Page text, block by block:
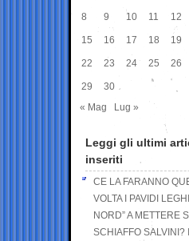
8 9 10 11 12
15 16 17 18 19
22 23 24 25 26
29
30
« Mag
Lug »
Leggi gli ultimi
inseriti
CE LA FARANNO
VOLTA I PAVIDI
NORD” A METTERE
SCHIAFFO SALVINI? I